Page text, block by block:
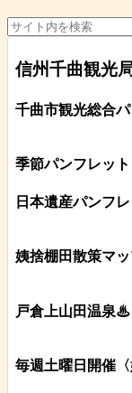
信州千曲観光
千曲市観光総合
季節パンフレット
日本遺産パンフレ
姨捨棚田散策マ
戸倉上山田温泉♨
毎週土曜日開催